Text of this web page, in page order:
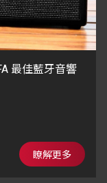
最佳藍牙音響
瞭解更多